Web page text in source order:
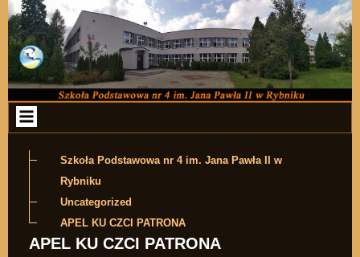
Przejdź do zawartości
Szkoła Podstawowa nr 4 im. Jana Pawła II w
Rybniku
Uncategorized
APEL KU CZCI PATRONA
APEL KU CZCI PATRONA